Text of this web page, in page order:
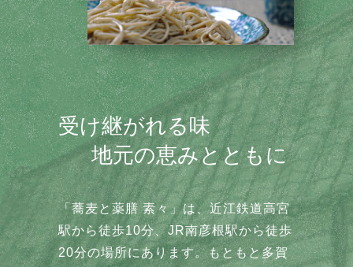
受け継がれる味
地元の恵みとともに
「蕎麦と薬膳 素々」は、近江鉄道高宮
駅から徒歩10分、JR南彦根駅から徒歩
20分の場所にあります。もともと多賀